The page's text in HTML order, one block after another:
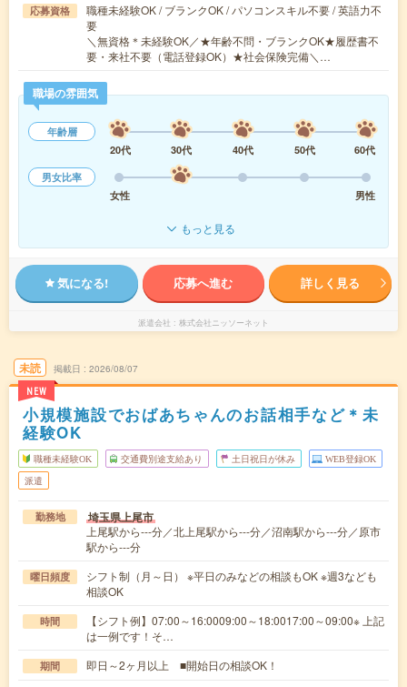
応募資格
職種未経験OK / ブランクOK / パソコンスキル不要 / 英語力不
要
＼無資格＊未経験OK／★年齢不問・ブランクOK★履歴書不
要・来社不要（電話登録OK）★社会保険完備＼…
職場の雰囲気
年齢層
20代
30代 40代 50代
60代
男女比率
女性
男性
もっと見る
気になる! 応募へ進む 詳しく見る
派遣会社 株式会社ニッソーネット
未読
NEW
掲載日 2026/08/07
小規模施設でおばあちゃんのお話相手など＊未
経験OK
職種未経験OK 交通費別途支給あり 土日祝日が休み WEB登録OK
派遣
勤務地 埼玉県上尾市
上尾駅から---分／北上尾駅から---分／沼南駅から---分／原市
駅から---分
曜日頻度
シフト制（月～日） ※平日のみなどの相談もOK ※週3なども
相談OK
時間
【シフト例】07:00～16:0009:00～18:0017:00～09:00※ 上記
は一例です！そ…
期間 即日～2ヶ月以上 ■開始日の相談OK！